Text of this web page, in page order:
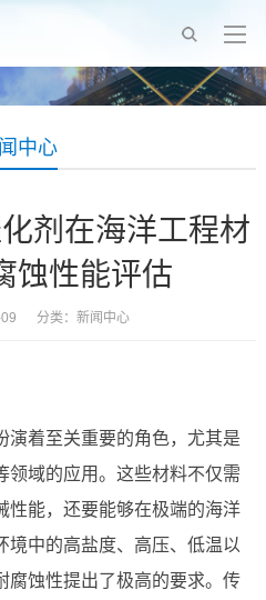
中心
剂在海洋工程材
蚀性能评估
09 分类： 新闻中心
演着至关重要的角色，尤其是
领域的应用。这些材料不仅需
性能，还要能够在极端的海洋
境中的高盐度、高压、低温以
腐蚀性提出了极高的要求。传